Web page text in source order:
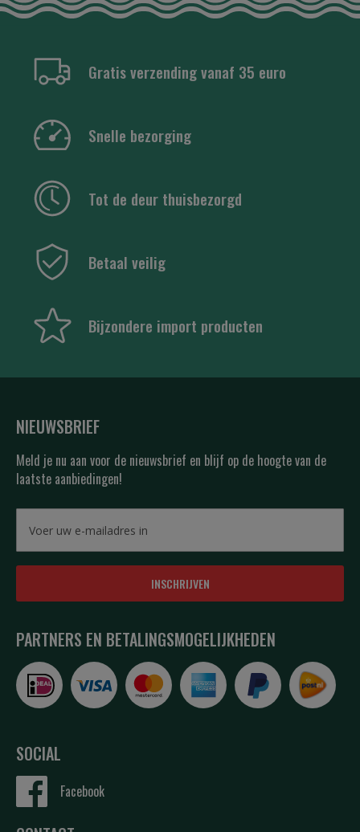
Gratis verzending vanaf 35 euro
Snelle bezorging
Tot de deur thuisbezorgd
Betaal veilig
Bijzondere import producten
NIEUWSBRIEF
Meld je nu aan voor de nieuwsbrief en blijf op de hoogte van de
laatste aanbiedingen!
INSCHRIJVEN
PARTNERS EN BETALINGSMOGELIJKHEDEN
SOCIAL
Facebook